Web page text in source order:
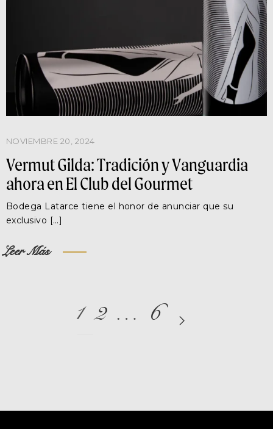
NOVIEMBRE 20, 2024
Vermut Gilda: Tradición y Vanguardia
ahora en El Club del Gourmet
Bodega Latarce tiene el honor de anunciar que su
exclusivo […]
Leer Más
1 2 … 6